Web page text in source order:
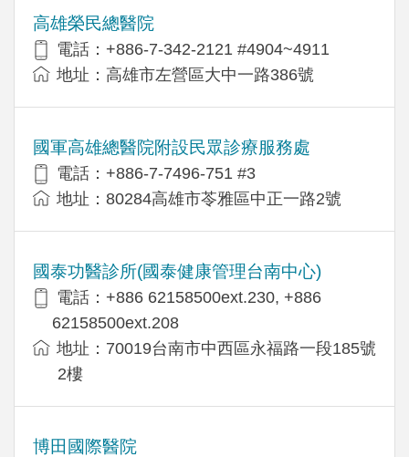
高雄榮民總醫院
電話：+886-7-342-2121 #4904~4911
地址：高雄市左營區大中一路386號
國軍高雄總醫院附設民眾診療服務處
電話：+886-7-7496-751 #3
地址：80284高雄市苓雅區中正一路2號
國泰功醫診所(國泰健康管理台南中心)
電話：+886 62158500ext.230, +886
62158500ext.208
地址：70019台南市中西區永福路一段185號
2樓
博田國際醫院